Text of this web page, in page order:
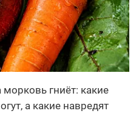
гниёт: какие
а какие навредят